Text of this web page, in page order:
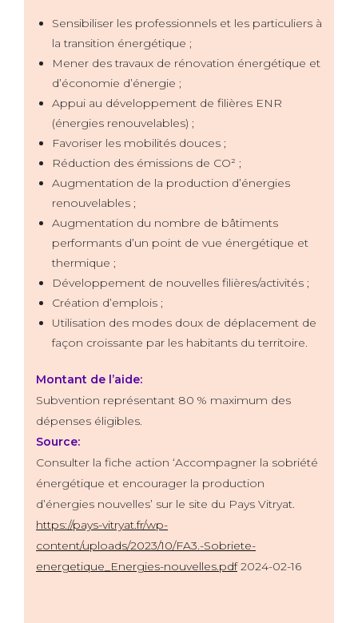
Sensibiliser les professionnels et les particuliers à
la transition énergétique ;
Mener des travaux de rénovation énergétique et
d’économie d’énergie ;
Appui au développement de filières ENR
(énergies renouvelables) ;
Favoriser les mobilités douces ;
Réduction des émissions de CO² ;
Augmentation de la production d’énergies
renouvelables ;
Augmentation du nombre de bâtiments
performants d’un point de vue énergétique et
thermique ;
Développement de nouvelles filières/activités ;
Création d’emplois ;
Utilisation des modes doux de déplacement de
façon croissante par les habitants du territoire.
Montant de l’aide:
Subvention représentant 80 % maximum des
dépenses éligibles.
Source:
Consulter la fiche action ‘Accompagner la sobriété
énergétique et encourager la production
d’énergies nouvelles’ sur le site du Pays Vitryat.
https://pays-vitryat.fr/wp-
content/uploads/2023/10/FA3.-Sobriete-
energetique_Energies-nouvelles.pdf2024-02-16